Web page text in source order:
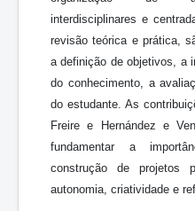
interdisciplinares e
revisão teórica e prática,
a definição de objetivos, a
do conhecimento, a
do estudante. As
Freire e Hernández e
fundamentar a
construção de projetos
autonomia, criatividade e